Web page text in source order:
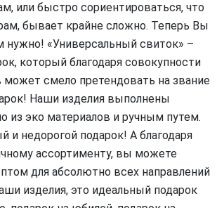
или быстро сориентироваться, что
бывает крайне сложно. Теперь Вы
нужно! «Универсальный свиток» –
который благодаря совокупности
может смело претендовать на звание
Наши изделия выполнены
из эко материалов и ручным путем.
и недорогой подарок! А благодаря
ассортименту, вы можете
для абсолютно всех направлений
изделия, это идеальный подарок